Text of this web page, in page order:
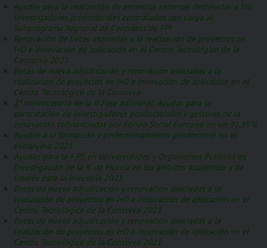
Ayudas para la realización de estancias externas destinadas a los
investigadores predoctorales contratados con cargo al
Subprograma Regional de Contratos de FPI
Renovación de becas asociadas a la realización de proyectos en
I+D e innovación de aplicación en el Centro Tecnológico de la
Conserva 2021
Becas de nueva adjudicación y renovación asociadas a la
realización de proyectos en I+D e innovación de aplicación en el
Centro Tecnológico de la Conserva
2ª convocatoria de la II Fase adicional: Ayudas para la
contratación de investigadores posdoctorales y gestores de la
innovación cofinanciadas por Fondo Social Europeo en un 91,89%
Ayudas a la formación y perfeccionamiento posdoctoral en el
extranjero 2021
Ayudas para la F.P.I. en Universidades y Organismos Públicos de
Investigación de la R. de Murcia en los ámbitos académico y de
interés para la industria 2021
Becas de nueva adjudicación y renovación asociadas a la
realización de proyectos en I+D e innovación de aplicación en el
Centro Tecnológico de la Conserva 2021
Becas de nueva adjudicación y renovación asociadas a la
realización de proyectos en I+D e innovación de aplicación en el
Centro Tecnológico de la Conserva 2021